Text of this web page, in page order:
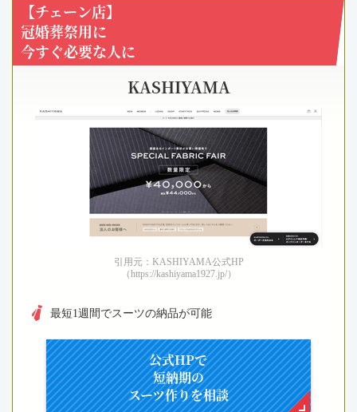
【チェーン店】
冠婚葬祭用に
今すぐ必要な人に
KASHIYAMA
引用元：KASHIYAMA公式HP
（https://kashiyama1927.jp/）
最短1週間でスーツの納品が可能
公式HPで
短納期の
スーツ作りを相談